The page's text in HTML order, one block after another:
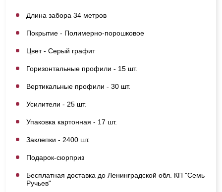
Длина забора 34 метров
Покрытие - Полимерно-порошковое
Цвет - Серый графит
Горизонтальные профили - 15 шт.
Вертикальные профили - 30 шт.
Усилители - 25 шт.
Упаковка картонная - 17 шт.
Заклепки - 2400 шт.
Подарок-сюрприз
Бесплатная доставка до Ленинградской обл. КП "Семь
Ручьев"